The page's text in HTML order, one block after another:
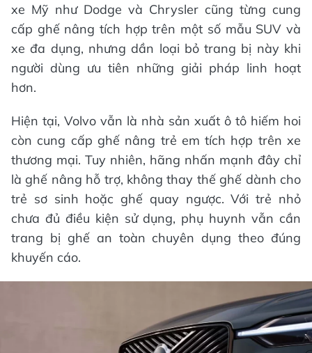
xe Mỹ như Dodge và Chrysler cũng từng cung
cấp ghế nâng tích hợp trên một số mẫu SUV và
xe đa dụng, nhưng dần loại bỏ trang bị này khi
người dùng ưu tiên những giải pháp linh hoạt
hơn.
Hiện tại, Volvo vẫn là nhà sản xuất ô tô hiếm hoi
còn cung cấp ghế nâng trẻ em tích hợp trên xe
thương mại. Tuy nhiên, hãng nhấn mạnh đây chỉ
là ghế nâng hỗ trợ, không thay thế ghế dành cho
trẻ sơ sinh hoặc ghế quay ngược. Với trẻ nhỏ
chưa đủ điều kiện sử dụng, phụ huynh vẫn cần
trang bị ghế an toàn chuyên dụng theo đúng
khuyến cáo.